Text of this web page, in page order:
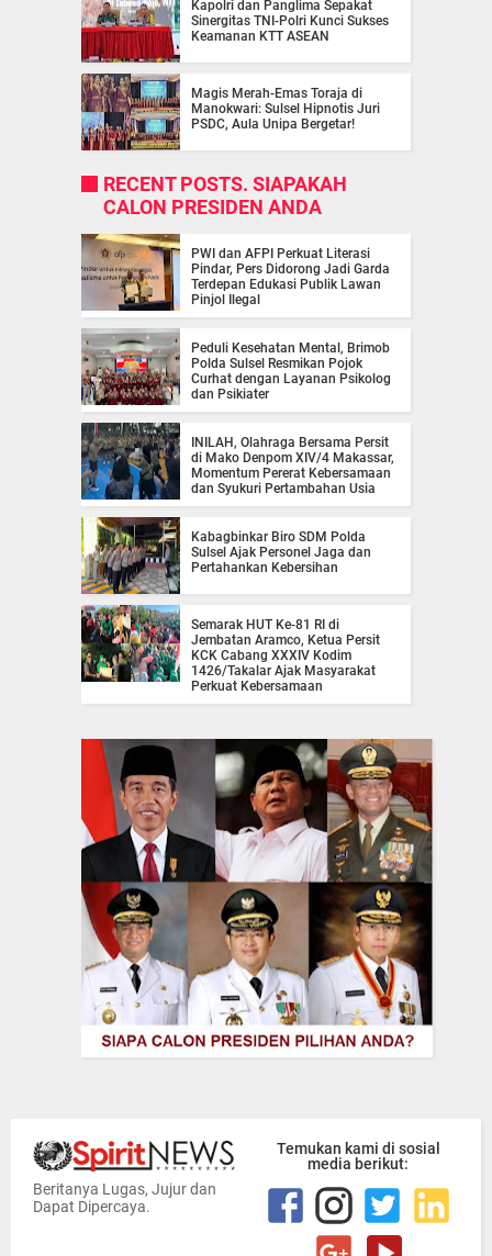
Kapolri dan Panglima Sepakat
Sinergitas TNI-Polri Kunci Sukses
Keamanan KTT ASEAN
Magis Merah-Emas Toraja di
Manokwari: Sulsel Hipnotis Juri
PSDC, Aula Unipa Bergetar!
RECENT POSTS. SIAPAKAH
CALON PRESIDEN ANDA
PWI dan AFPI Perkuat Literasi
Pindar, Pers Didorong Jadi Garda
Terdepan Edukasi Publik Lawan
Pinjol Ilegal
Peduli Kesehatan Mental, Brimob
Polda Sulsel Resmikan Pojok
Curhat dengan Layanan Psikolog
dan Psikiater
INILAH, Olahraga Bersama Persit
di Mako Denpom XIV/4 Makassar,
Momentum Pererat Kebersamaan
dan Syukuri Pertambahan Usia
Kabagbinkar Biro SDM Polda
Sulsel Ajak Personel Jaga dan
Pertahankan Kebersihan
Semarak HUT Ke-81 RI di
Jembatan Aramco, Ketua Persit
KCK Cabang XXXIV Kodim
1426/Takalar Ajak Masyarakat
Perkuat Kebersamaan
Beritanya Lugas, Jujur dan
Dapat Dipercaya.
Temukan kami di sosial
media berikut: